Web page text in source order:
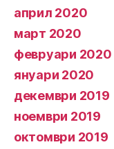
април 2020
март 2020
февруари 2020
януари 2020
декември 2019
ноември 2019
октомври 2019